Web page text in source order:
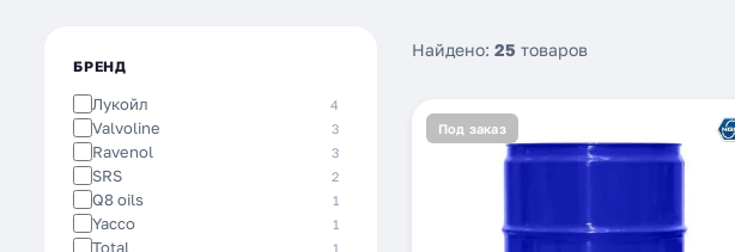
БРЕНД
Лукойл 4
Valvoline 3
Ravenol 3
SRS 2
Q8 oils 1
Yacco 1
Total 1
Найдено: 25 товаров
Под заказ